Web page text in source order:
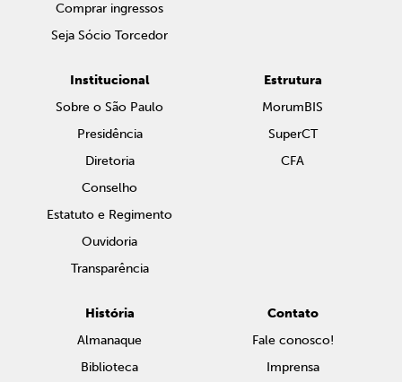
Comprar ingressos
Seja Sócio Torcedor
Institucional
Sobre o São Paulo
Presidência
Diretoria
Conselho
Estatuto e Regimento
Ouvidoria
Transparência
Estrutura
MorumBIS
SuperCT
CFA
História
Almanaque
Biblioteca
Contato
Fale conosco!
Imprensa